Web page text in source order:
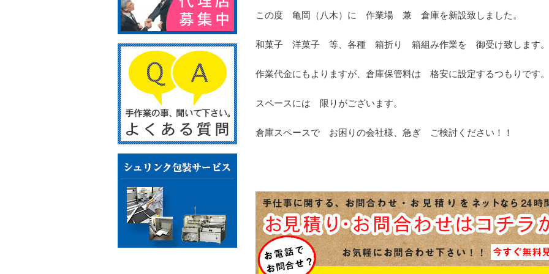
この度 亀岡（八木）に 作業場 兼 倉庫を新設致しました。
和菓子 洋菓子 等、各種 箱折り 箱組み作業を 御受け致します。
作業代金にもよりますが、倉庫保管料は 格安に設定するつもりです。
スペースには 限りがございます。
倉庫スペースで お困りの会社様、急ぎ ご検討ください！！